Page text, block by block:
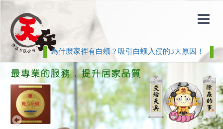
為什麼家裡有白蟻？吸引白蟻入侵的3大原因！ 白
Previous